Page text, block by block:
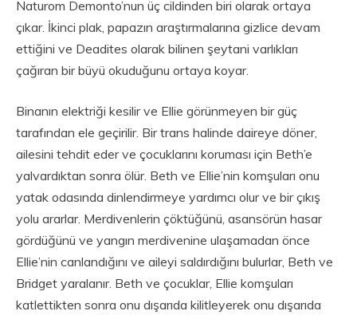
Naturom Demonto’nun üç cildinden biri olarak ortaya
çıkar. İkinci plak, papazın araştırmalarına gizlice devam
ettiğini ve Deadites olarak bilinen şeytani varlıkları
çağıran bir büyü okuduğunu ortaya koyar.
Binanın elektriği kesilir ve Ellie görünmeyen bir güç
tarafından ele geçirilir. Bir trans halinde daireye döner,
ailesini tehdit eder ve çocuklarını koruması için Beth’e
yalvardıktan sonra ölür. Beth ve Ellie’nin komşuları onu
yatak odasında dinlendirmeye yardımcı olur ve bir çıkış
yolu ararlar. Merdivenlerin çöktüğünü, asansörün hasar
gördüğünü ve yangın merdivenine ulaşamadan önce
Ellie’nin canlandığını ve aileyi saldırdığını bulurlar, Beth ve
Bridget yaralanır. Beth ve çocuklar, Ellie komşuları
katlettikten sonra onu dışarıda kilitleyerek onu dışarıda